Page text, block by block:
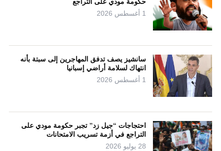
1 أغسطس 2026
سانشيز يصف تدفق المهاجرين إلى سبتة بأنه
انتهاك لسلامة أراضي إسبانيا
1 أغسطس 2026
احتجاجات “جيل زد” تجبر حكومة مودي على
التراجع في أزمة تسريب الامتحانات
28 يوليو 2026